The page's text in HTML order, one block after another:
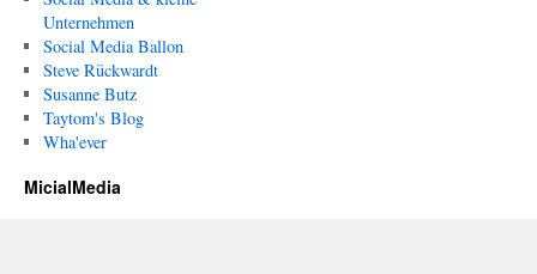
Unternehmen
Social Media Ballon
Steve Rückwardt
Susanne Butz
Taytom's Blog
Wha'ever
MicialMedia